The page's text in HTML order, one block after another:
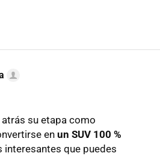
su etapa como
en un SUV 100 %
interesantes que puedes